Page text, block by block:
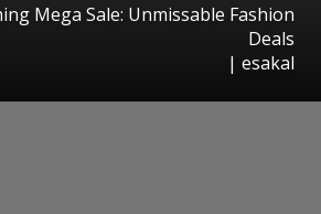
Mega Sale: Unmissable Fashion
Deals
| esakal